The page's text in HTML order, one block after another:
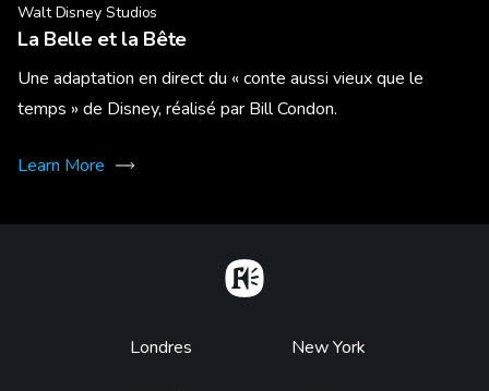
Walt Disney Studios
La Belle et la Bête
Une adaptation en direct du « conte aussi vieux que le
temps » de Disney, réalisé par Bill Condon.
Learn More
Footer
Londres New York